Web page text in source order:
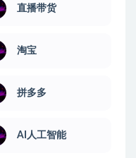
直播带货
淘宝
拼多多
AI人工智能